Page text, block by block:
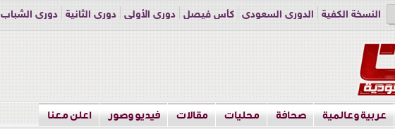
النسخة الكفية الدوري السعودي كأس فيصل دوري الأولى دوري الثانية
دوري الشباب
عربية وعالمية صحافة محليات مقالات فيديو وصور اعلن معنا